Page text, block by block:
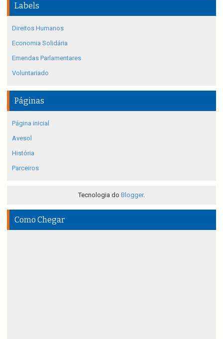
Labels
Direitos Humanos
Economia Solidária
Emendas Parlamentares
Voluntariado
Páginas
Página inicial
Avesol
História
Parceiros
Tecnologia do Blogger.
Como Chegar